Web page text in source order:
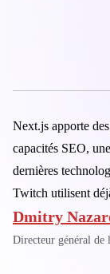
Next.js apporte
capacités SEO,
dernières
Twitch utilisent
Dmitry
Directeur général de